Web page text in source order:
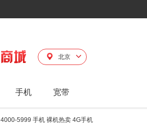
北京
手机 宽带
4000-5999 手机 裸机热卖 4G手机